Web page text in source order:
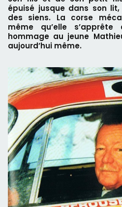
épuisé jusque dans son
des siens. La corse
même qu’elle
hommage au jeune
aujourd’hui même.